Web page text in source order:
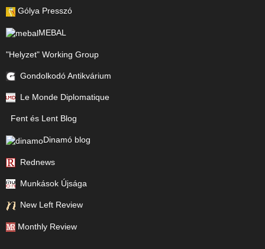
Gólya Presszó
MEBAL
"Helyzet" Working Group
Gondolkodó Antikvárium
Le Monde Diplomatique
Fent és Lent Blog
Dinamó blog
Rednews
Munkások Újsága
New Left Review
Monthly Review